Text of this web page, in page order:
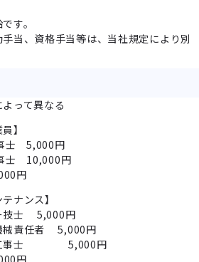
す。
手当、資格手当等は、当社規定により別
って異なる
】
士 5,000円
士 10,000円
円
ナンス】
技士 5,000円
責任者 5,000円
事士 5,000円
円